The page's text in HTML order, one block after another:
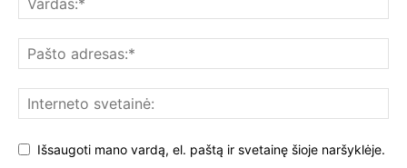
Išsaugoti mano vardą, el. paštą ir svetainę šioje naršyklėje.